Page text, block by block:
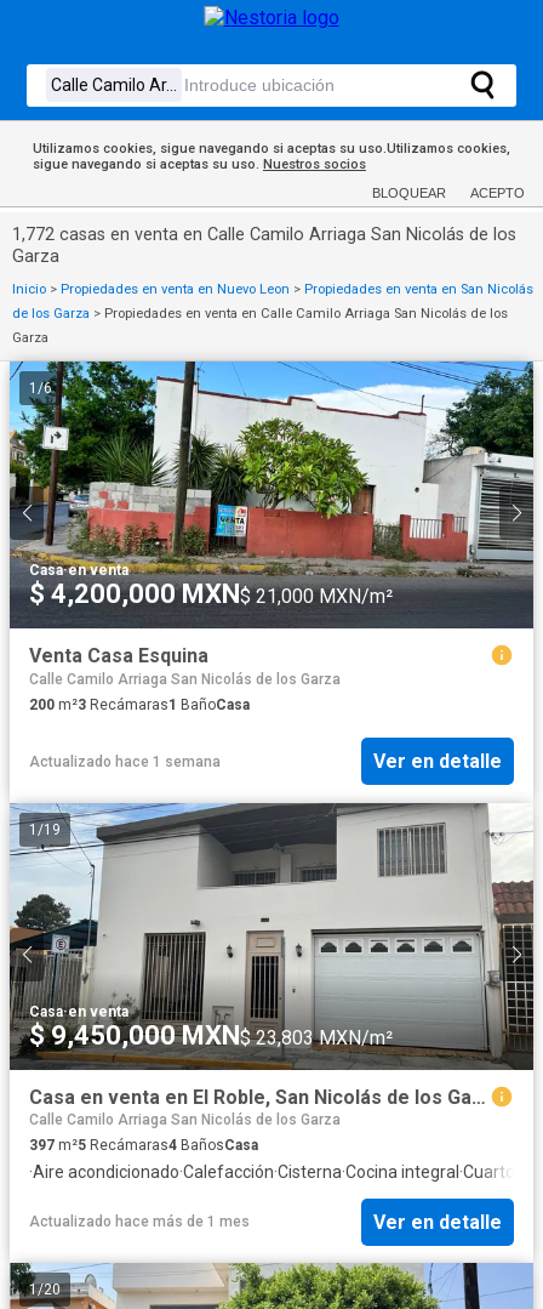
Utilizamos cookies, sigue navegando si aceptas su uso.Utilizamos cookies,
sigue navegando si aceptas su uso. Nuestros socios
BLOQUEAR ACEPTO
1,772 casas en venta en Calle Camilo Arriaga San Nicolás de los
Garza
Inicio > Propiedades en venta en Nuevo Leon > Propiedades en venta en San Nicolás
de los Garza > Propiedades en venta en Calle Camilo Arriaga San Nicolás de los
Garza
1 /6
Casa·en venta
$ 4,200,000 MXN$ 21,000 MXN/m²
Venta Casa Esquina
Calle Camilo Arriaga San Nicolás de los Garza
200 m²3 Recámaras1 BañoCasa
Actualizado hace 1 semana Ver en detalle
1 /19
Casa·en venta
$ 9,450,000 MXN$ 23,803 MXN/m²
Casa en venta en El Roble, San Nicolás de los Garza, Nuevo León
Calle Camilo Arriaga San Nicolás de los Garza
397 m²5 Recámaras4 BañosCasa
·Aire acondicionado·Calefacción·Cisterna·Cocina integral ·Cuarto
Actualizado hace más de 1 mes Ver en detalle
1/20